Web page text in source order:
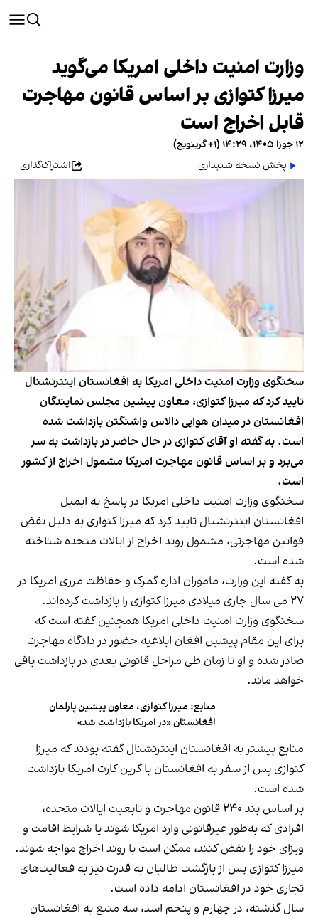
وزارت امنیت داخلی امریکا می‌گوید
میرزا کتوازی بر اساس قانون مهاجرت
قابل اخراج است
۱۲ جوزا ۱۴۰۵، ۱۴:۲۹ (‎+۱ گرینویچ)
پخش نسخه شنیداری
اشتراک‌گذاری
سخنگوی وزارت امنیت داخلی امریکا به افغانستان اینترنشنال
تایید کرد که میرزا کتوازی، معاون پیشین مجلس نمایندگان
افغانستان در میدان هوایی دالاس واشنگتن بازداشت شده
است. به گفته او آقای کتوازی در حال حاضر در بازداشت به سر
می‌برد و بر اساس قانون مهاجرت امریکا مشمول اخراج از کشور
است.
سخنگوی وزارت امنیت داخلی امریکا در پاسخ به ایمیل
افغانستان اینترنشنال تایید کرد که میرزا کتوازی به دلیل نقض
قوانین مهاجرتی، مشمول روند اخراج از ایالات متحده شناخته
شده است.
به گفته این وزارت، ماموران اداره گمرک و حفاظت مرزی امریکا در
۲۷ می سال جاری میلادی میرزا کتوازی را بازداشت کرده‌اند.
سخنگوی وزارت امنیت داخلی امریکا همچنین گفته است که
برای این مقام پیشین افغان ابلاغیه حضور در دادگاه مهاجرت
صادر شده و او تا زمان طی مراحل قانونی بعدی در بازداشت باقی
خواهد ماند.
منابع: میرزا کتوازی، معاون پیشین پارلمان
افغانستان «در امریکا بازداشت شد»
منابع پیشتر به افغانستان اینترنشنال گفته بودند که میرزا
کتوازی پس از سفر به افغانستان با گرین‌ کارت امریکا بازداشت
شده است.
بر اساس بند ۲۴۰ قانون مهاجرت و تابعیت ایالات متحده،
افرادی که به‌طور غیرقانونی وارد امریکا شوند یا شرایط اقامت و
ویزای خود را نقض کنند، ممکن است با روند اخراج مواجه شوند.
میرزا کتوازی پس از بازگشت طالبان به قدرت نیز به فعالیت‌های
تجاری خود در افغانستان ادامه داده است.
سال گذشته، در چهارم و پنجم اسد، سه منبع به افغانستان